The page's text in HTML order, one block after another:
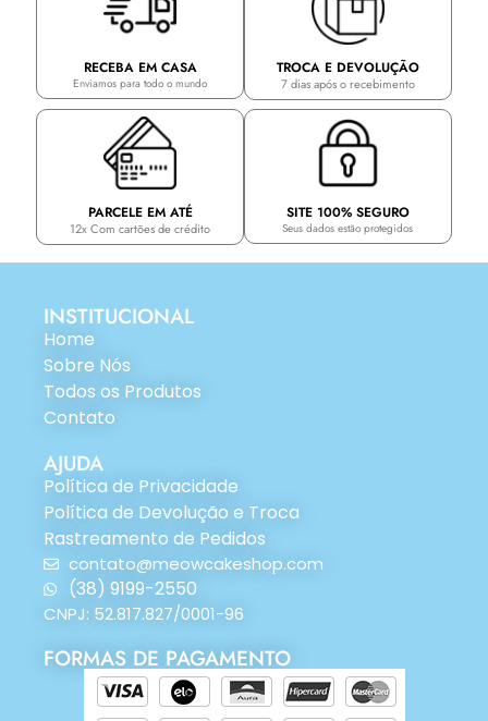
RECEBA EM CASA
Enviamos para todo o mundo
TROCA E DEVOLUÇÃO
7 dias após o recebimento
PARCELE EM ATÉ
12x Com cartões de crédito
SITE 100% SEGURO
Seus dados estão protegidos
INSTITUCIONAL
Home
Sobre Nós
Todos os Produtos
Contato
AJUDA
Política de Privacidade
Política de Devolução e Troca
Rastreamento de Pedidos
contato@meowcakeshop.com
(38) 9199-2550
CNPJ: 52.817.827/0001-96
FORMAS DE PAGAMENTO